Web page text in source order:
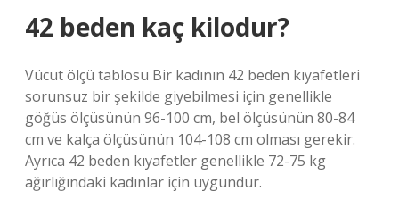
42 beden kaç kilodur?
Vücut ölçü tablosu Bir kadının 42 beden kıyafetleri
sorunsuz bir şekilde giyebilmesi için genellikle
göğüs ölçüsünün 96-100 cm, bel ölçüsünün 80-84
cm ve kalça ölçüsünün 104-108 cm olması gerekir.
Ayrıca 42 beden kıyafetler genellikle 72-75 kg
ağırlığındaki kadınlar için uygundur.